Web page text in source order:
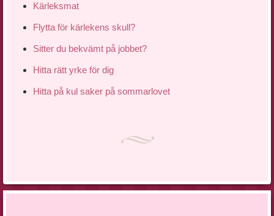
Kärleksmat
Flytta för kärlekens skull?
Sitter du bekvämt på jobbet?
Hitta rätt yrke för dig
Hitta på kul saker på sommarlovet